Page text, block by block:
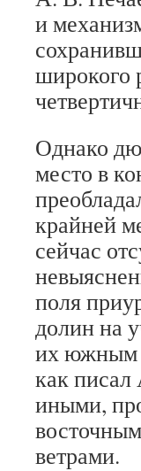
и
широкого
Однако
место в
крайней
сейчас
поля
долин на
их южным
как
иными,
ветрами.